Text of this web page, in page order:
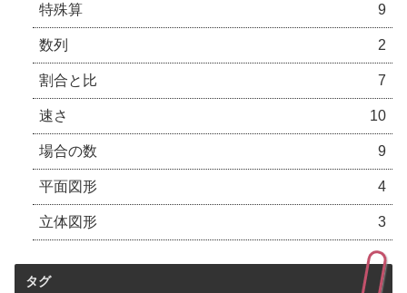
特殊算 9
数列 2
割合と比 7
速さ 10
場合の数 9
平面図形 4
立体図形 3
タグ